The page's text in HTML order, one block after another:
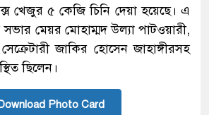
খেজুর ৫ কেজি চিনি দেয়া হয়েছে। এ
মেয়র মোহাম্মদ উল্যা পাটওয়ারী,
জাকির হোসেন জাহাঙ্গীরসহ
ছিলেন।
Photo Card